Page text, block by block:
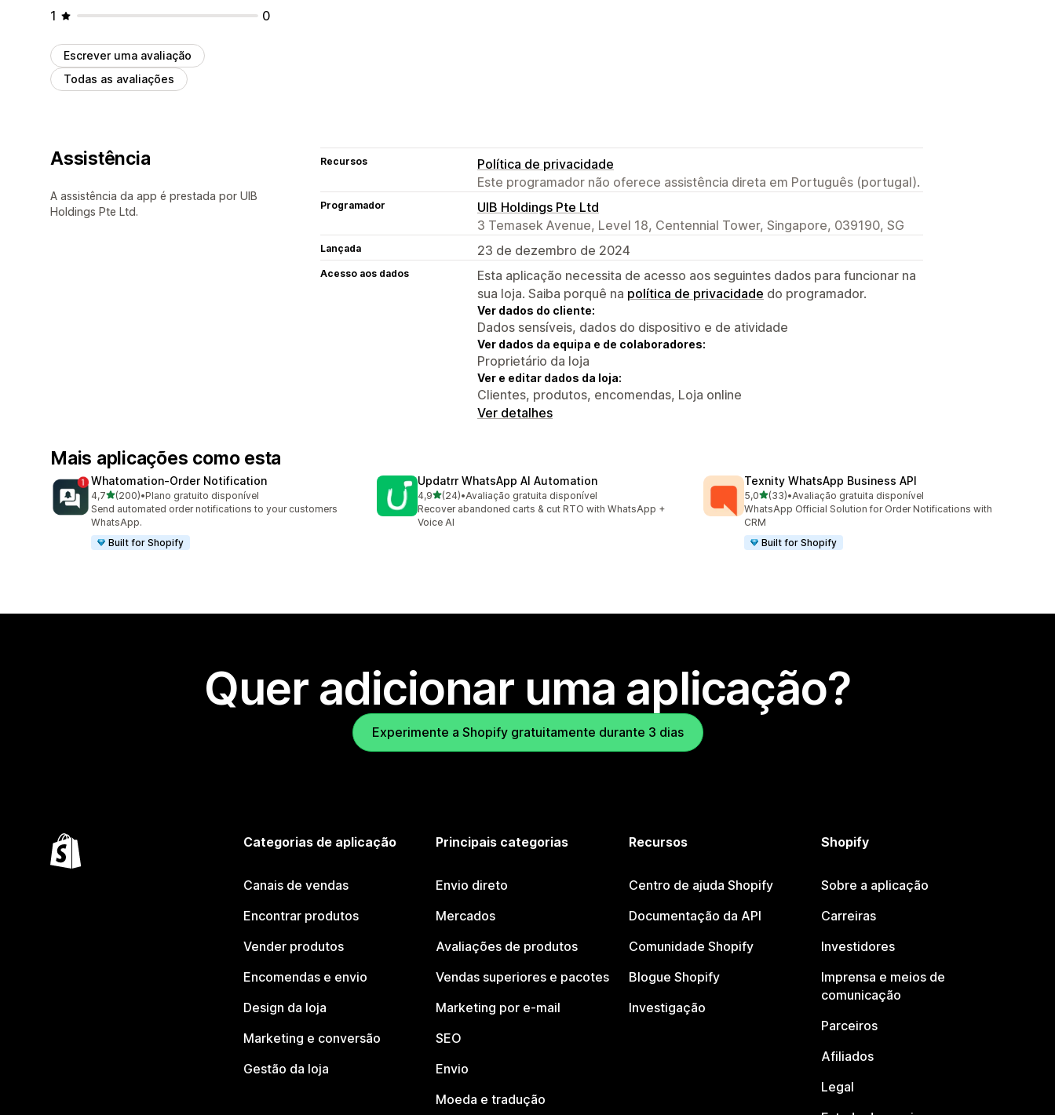
1
0
Escrever uma avaliação
Todas as avaliações
Assistência
A assistência da app é prestada por UIB
Holdings Pte Ltd.
Recursos
Política de privacidade
Este programador não oferece assistência direta em Português (portugal).
Programador
UIB Holdings Pte Ltd
3 Temasek Avenue, Level 18, Centennial Tower, Singapore, 039190, SG
Lançada 23 de dezembro de 2024
Acesso aos dados
Esta aplicação necessita de acesso aos seguintes dados para funcionar na
sua loja. Saiba porquê na política de privacidade do programador.
Ver dados do cliente:
Dados sensíveis, dados do dispositivo e de atividade
Ver dados da equipa e de colaboradores:
Proprietário da loja
Ver e editar dados da loja:
Clientes, produtos, encomendas, Loja online
Ver detalhes
Mais aplicações como esta
Whatomation‑Order Notification
4,7de 5 estrelas
(200)
200 total de avaliações
•Plano gratuito disponível
Send automated order notifications to your customers
WhatsApp.
Built for Shopify
Updatrr WhatsApp AI Automation
4,9de 5 estrelas
(24)
24 total de avaliações
•Avaliação gratuita disponível
Recover abandoned carts & cut RTO with WhatsApp +
Voice AI
Texnity WhatsApp Business API
5,0de 5 estrelas
(33)
33 total de avaliações
•Avaliação gratuita disponível
WhatsApp Official Solution for Order Notifications with
CRM
Built for Shopify
Quer adicionar uma aplicação?
Experimente a Shopify gratuitamente durante 3 dias
Categorias de aplicação
Canais de vendas
Encontrar produtos
Vender produtos
Encomendas e envio
Design da loja
Marketing e conversão
Gestão da loja
Principais categorias
Envio direto
Mercados
Avaliações de produtos
Vendas superiores e pacotes
Marketing por e-mail
SEO
Envio
Moeda e tradução
Recursos
Centro de ajuda Shopify
Documentação da API
Comunidade Shopify
Blogue Shopify
Investigação
Shopify
Sobre a aplicação
Carreiras
Investidores
Imprensa e meios de
comunicação
Parceiros
Afiliados
Legal